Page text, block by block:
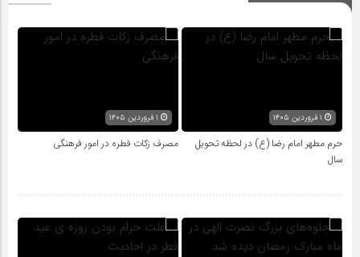
حرم مطهر امام رضا (ع) در لحظه تحویل
سال
مصرف زکات فطره در امور فرهنگی